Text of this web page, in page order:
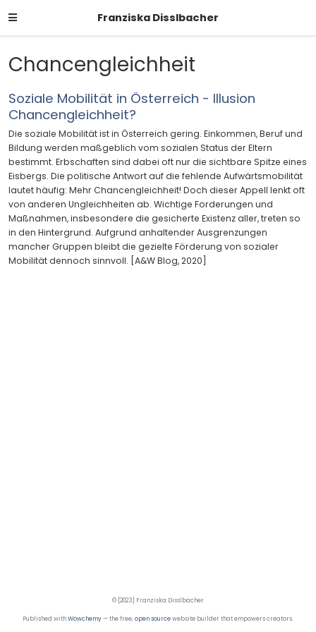
Franziska Disslbacher
Chancengleichheit
Soziale Mobilität in Österreich - Illusion
Chancengleichheit?
Die soziale Mobilität ist in Österreich gering. Einkommen, Beruf und
Bildung werden maßgeblich vom sozialen Status der Eltern
bestimmt. Erbschaften sind dabei oft nur die sichtbare Spitze eines
Eisbergs. Die politische Antwort auf die fehlende Aufwärtsmobilität
lautet häufig: Mehr Chancengleichheit! Doch dieser Appell lenkt oft
von anderen Ungleichheiten ab. Wichtige Forderungen und
Maßnahmen, insbesondere die gesicherte Existenz aller, treten so
in den Hintergrund. Aufgrund anhaltender Ausgrenzungen
mancher Gruppen bleibt die gezielte Förderung von sozialer
Mobilität dennoch sinnvoll. [A&W Blog, 2020]
© {2023} Franziska Disslbacher
Published withWowchemy— the free, open sourcewebsite builder that empowers creators.